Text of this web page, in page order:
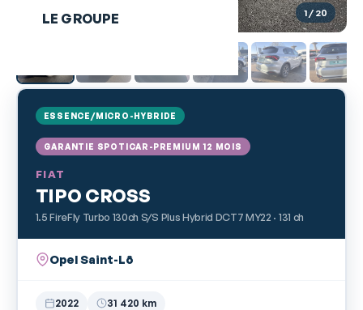
LE GROUPE 1/ 20
ESSENCE/MICRO-HYBRIDE
GARANTIE SPOTICAR-PREMIUM 12 MOIS
FIAT
TIPO CROSS
1.5 FireFly Turbo 130ch S/S Plus Hybrid DCT7 MY22 · 131 ch
Opel Saint-Lô
2022
31 420 km